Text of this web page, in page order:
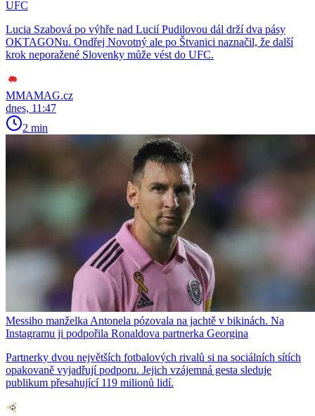
UFC
Lucia Szabová po výhře nad Lucií Pudilovou dál drží dva pásy
OKTAGONu. Ondřej Novotný ale po Štvanici naznačil, že další
krok neporažené Slovenky může vést do UFC.
MMAMAG.cz
dnes, 11:47
2 min
Messiho manželka Antonela pózovala na jachtě v bikinách. Na
Instagramu ji podpořila Ronaldova partnerka Georgina
Partnerky dvou největších fotbalových rivalů si na sociálních sítích
opakovaně vyjadřují podporu. Jejich vzájemná gesta sleduje
publikum přesahující 119 milionů lidí.